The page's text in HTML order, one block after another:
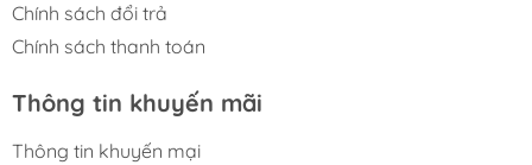
Chính sách đổi trả
Chính sách thanh toán
Thông tin khuyến mãi
Thông tin khuyến mại